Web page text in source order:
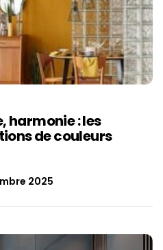
harmonie : les
de couleurs
2025